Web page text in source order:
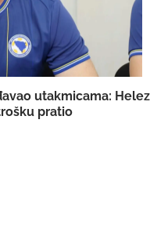
utakmicama: Helez
pratio